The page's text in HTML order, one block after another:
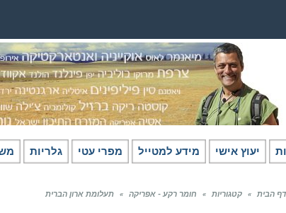
יעוץ אישי מידע למטייל מפרי עטי גלריות
דף הבית » קטגוריות » חומר רקע - אפריקה » תעלומת ארון הברית